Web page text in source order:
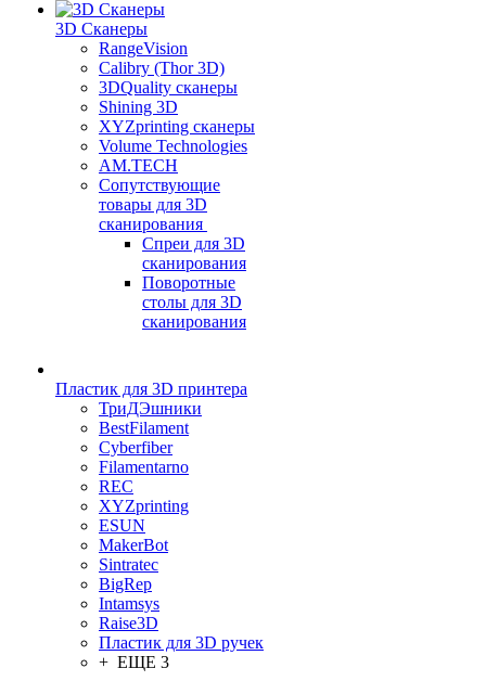
3D Сканеры
RangeVision
Calibry (Thor 3D)
3DQuality сканеры
Shining 3D
XYZprinting сканеры
Volume Technologies
AM.TECH
Сопутствующие
товары для 3D
сканирования
Спреи для 3D
сканирования
Поворотные
столы для 3D
сканирования
Пластик для 3D принтера
ТриДЭшники
BestFilament
Cyberfiber
Filamentarno
REC
XYZprinting
ESUN
MakerBot
Sintratec
BigRep
Intamsys
Raise3D
Пластик для 3D ручек
+ ЕЩЕ 3